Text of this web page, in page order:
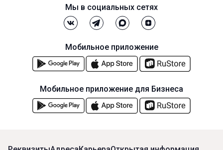
Мы в социальных сетях
Мобильное приложение
Мобильное приложение для Бизнеса